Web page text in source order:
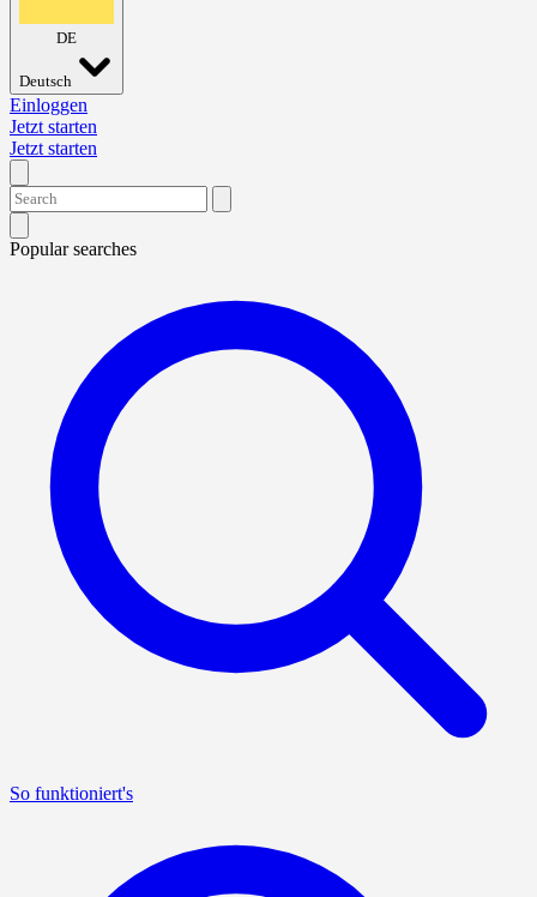
DE
Deutsch
Einloggen
Jetzt starten
Jetzt starten
Popular searches
So funktioniert's